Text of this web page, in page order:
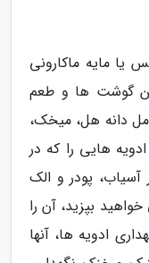
یا مایه ماکارونی
گوشت ها و طعم
دانه هل، میخک،
هایی را که در
آسیاب، پودر و الک
بپزید، آن را
ادویه ها، آنها